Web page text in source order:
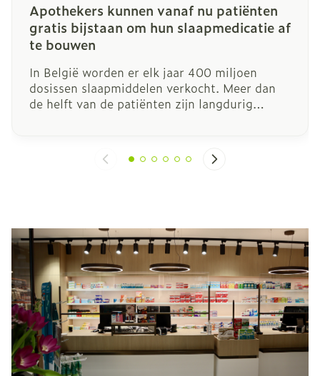
Apothekers kunnen vanaf nu patiënten
gratis bijstaan om hun slaapmedicatie af
te bouwen
In België worden er elk jaar 400 miljoen
dosissen slaapmiddelen verkocht. Meer dan
de helft van de patiënten zijn langdurig
Volksgezondheid met een nieuw traject
waarbij apothekers hun patiënten, op